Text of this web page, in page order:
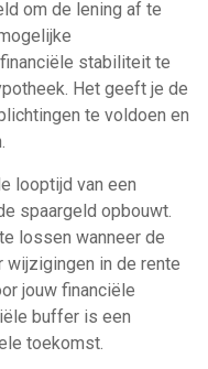
om de lening af te
stabiliteit te
Het geeft je de
te voldoen en
looptijd van een
spaargeld opbouwt.
lossen wanneer de
in de rente
jouw financiële
buffer is een
toekomst.